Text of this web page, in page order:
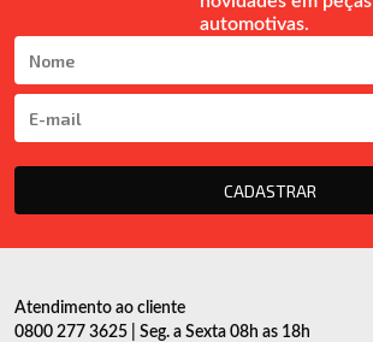
automotivas.
CADASTRAR
Atendimento ao cliente
0800 277 3625 | Seg. a Sexta 08h as 18h